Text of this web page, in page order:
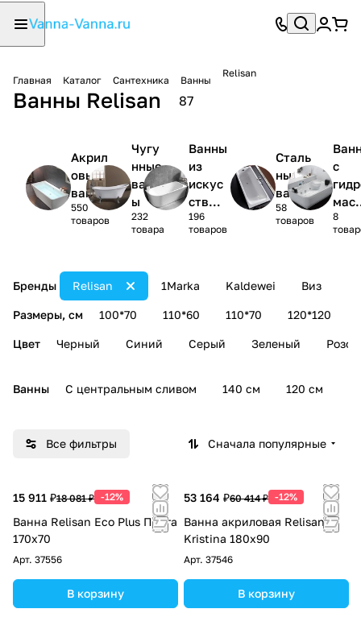
Главная Каталог Сантехника Ванны
Relisan
Ванны Relisan 87
Акрил
овые
ванны
550
товаров
Чугу
нные
ванн
ы
232
товара
Ванны
из
искус
ствен
ного
камня
196
товаров
Сталь
ные
ванны
58
товаров
с
жем
8
Бренды 1Marka Kaldewei Виз
Relisan
Размеры, см 100*70 110*60 110*70 120*120
Цвет Черный Синий Серый Зеленый
Ванны С центральным сливом 140 см 120 см
Все фильтры Сначала популярные
15 911 ₽18 081 ₽ -12%
Ванна Relisan Eco Plus Прага
170х70
Арт. 37556
В корзину
53 164 ₽60 414 ₽ -12%
Ванна акриловая Relisan
Kristina 180х90
Арт. 37546
В корзину